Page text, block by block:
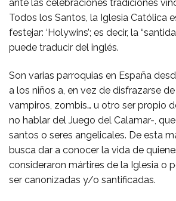
ante las celebraciones tradiciones
Todos los Santos, la Iglesia Católica
festejar: ‘Holywins’; es decir, la
puede traducir del inglés.
Son varias parroquias en España
a los niños a, en vez de disfrazarse
vampiros, zombis… u otro ser propio
no hablar del Juego del Calamar-,
santos o seres angelicales. De esta
busca dar a conocer la vida de
consideraron mártires de la Iglesia o
ser canonizadas y/o santificadas.